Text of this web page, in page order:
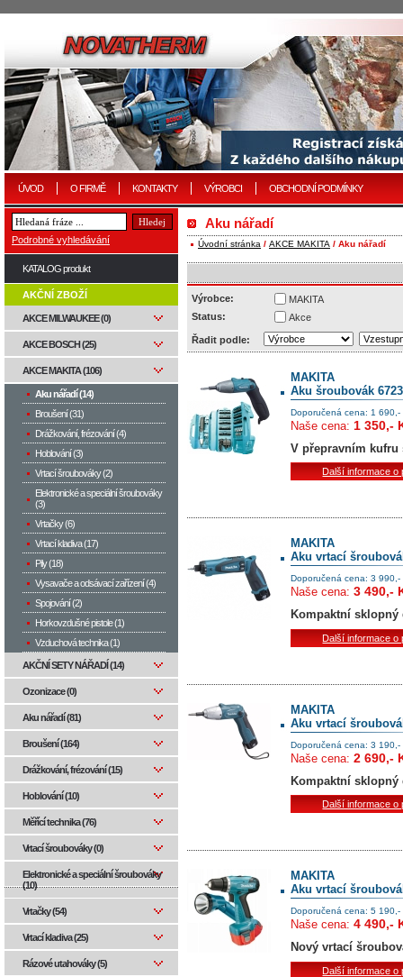
ÚVOD O FIRMĚ KONTAKTY VÝROBCI OBCHODNÍ PODMÍNKY
Aku nářadí
Úvodní stránka / AKCE MAKITA / Aku nářadí
Výrobce:
MAKITA
Status:
Akce
Řadit podle:
MAKITA
Aku šroubovák
Doporučená cena: 1 690,-
Naše cena: 1 350,-
V přepravním
Další informace o
MAKITA
Aku vrtací
Doporučená cena: 3 990,-
Naše cena: 3 490,-
Kompaktní sklopný
Další informace o
MAKITA
Aku vrtací
Doporučená cena: 3 190,-
Naše cena: 2 690,-
Kompaktní sklopný
Další informace o
MAKITA
Aku vrtací
Doporučená cena: 5 190,-
Naše cena: 4 490,-
Nový vrtací
Další informace o
Podrobné vyhledávání
KATALOG produkt
AKČNÍ ZBOŽÍ
AKCE MILWAUKEE (0)
AKCE BOSCH (25)
AKCE MAKITA (106)
Aku nářadí (14)
Broušení (31)
Drážkování, frézování (4)
Hoblování (3)
Vrtací šroubováky (2)
Elektronické a speciální šroubováky
(3)
Vrtačky (6)
Vrtací kladiva (17)
Pily (18)
Vysavače a odsávací zařízení (4)
Spojování (2)
Horkovzdušné pistole (1)
Vzduchová technika (1)
AKČNÍ SETY NÁŘADÍ (14)
Ozonizace (0)
Aku nářadí (81)
Broušení (164)
Drážkování, frézování (15)
Hoblování (10)
Měřící technika (76)
Vrtací šroubováky (0)
Elektronické a speciální šroubováky
(10)
Vrtačky (54)
Vrtací kladiva (25)
Rázové utahováky (5)